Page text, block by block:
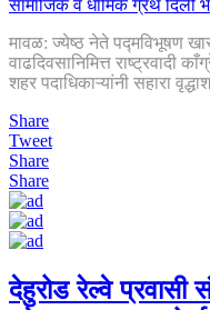
मावळ: ज्येष्ठ नेते पद्मविभूषण
वाढदिवसानिमित्त राष्ट्रवादी
शहर पदाधिकाऱ्यांनी सहारा
Share
Tweet
Share
Share
देहुरोड रेल्वे प्रवासी